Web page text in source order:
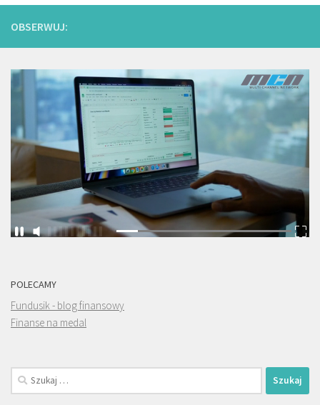
OBSERWUJ:
POLECAMY
Fundusik - blog finansowy
Finanse na medal
Szukaj: